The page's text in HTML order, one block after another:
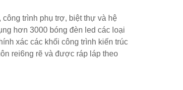
trình phụ trợ, biệt thự và hệ
hơn 3000 bóng đèn led các loại
xác các khối công trình kiến trúc
rei6ng rẽ và được ráp láp theo